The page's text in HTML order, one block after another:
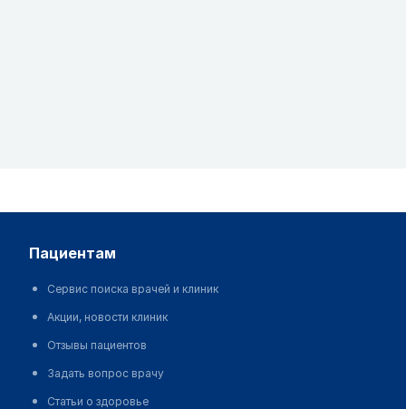
пациентам
Сервис поиска врачей и клиник
Акции, новости клиник
Отзывы пациентов
Задать вопрос врачу
Статьи о здоровье